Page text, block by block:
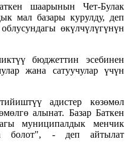
шаарынын Чет-Булак
мал базары курулду, деп
өкүлчүлүгүнүн
бюджеттин эсебинен
жана сатуучулар үчүн
адистер көзөмөл
алынат. Базар Баткен
муниципалдык менчик
болот", - деп айтылат